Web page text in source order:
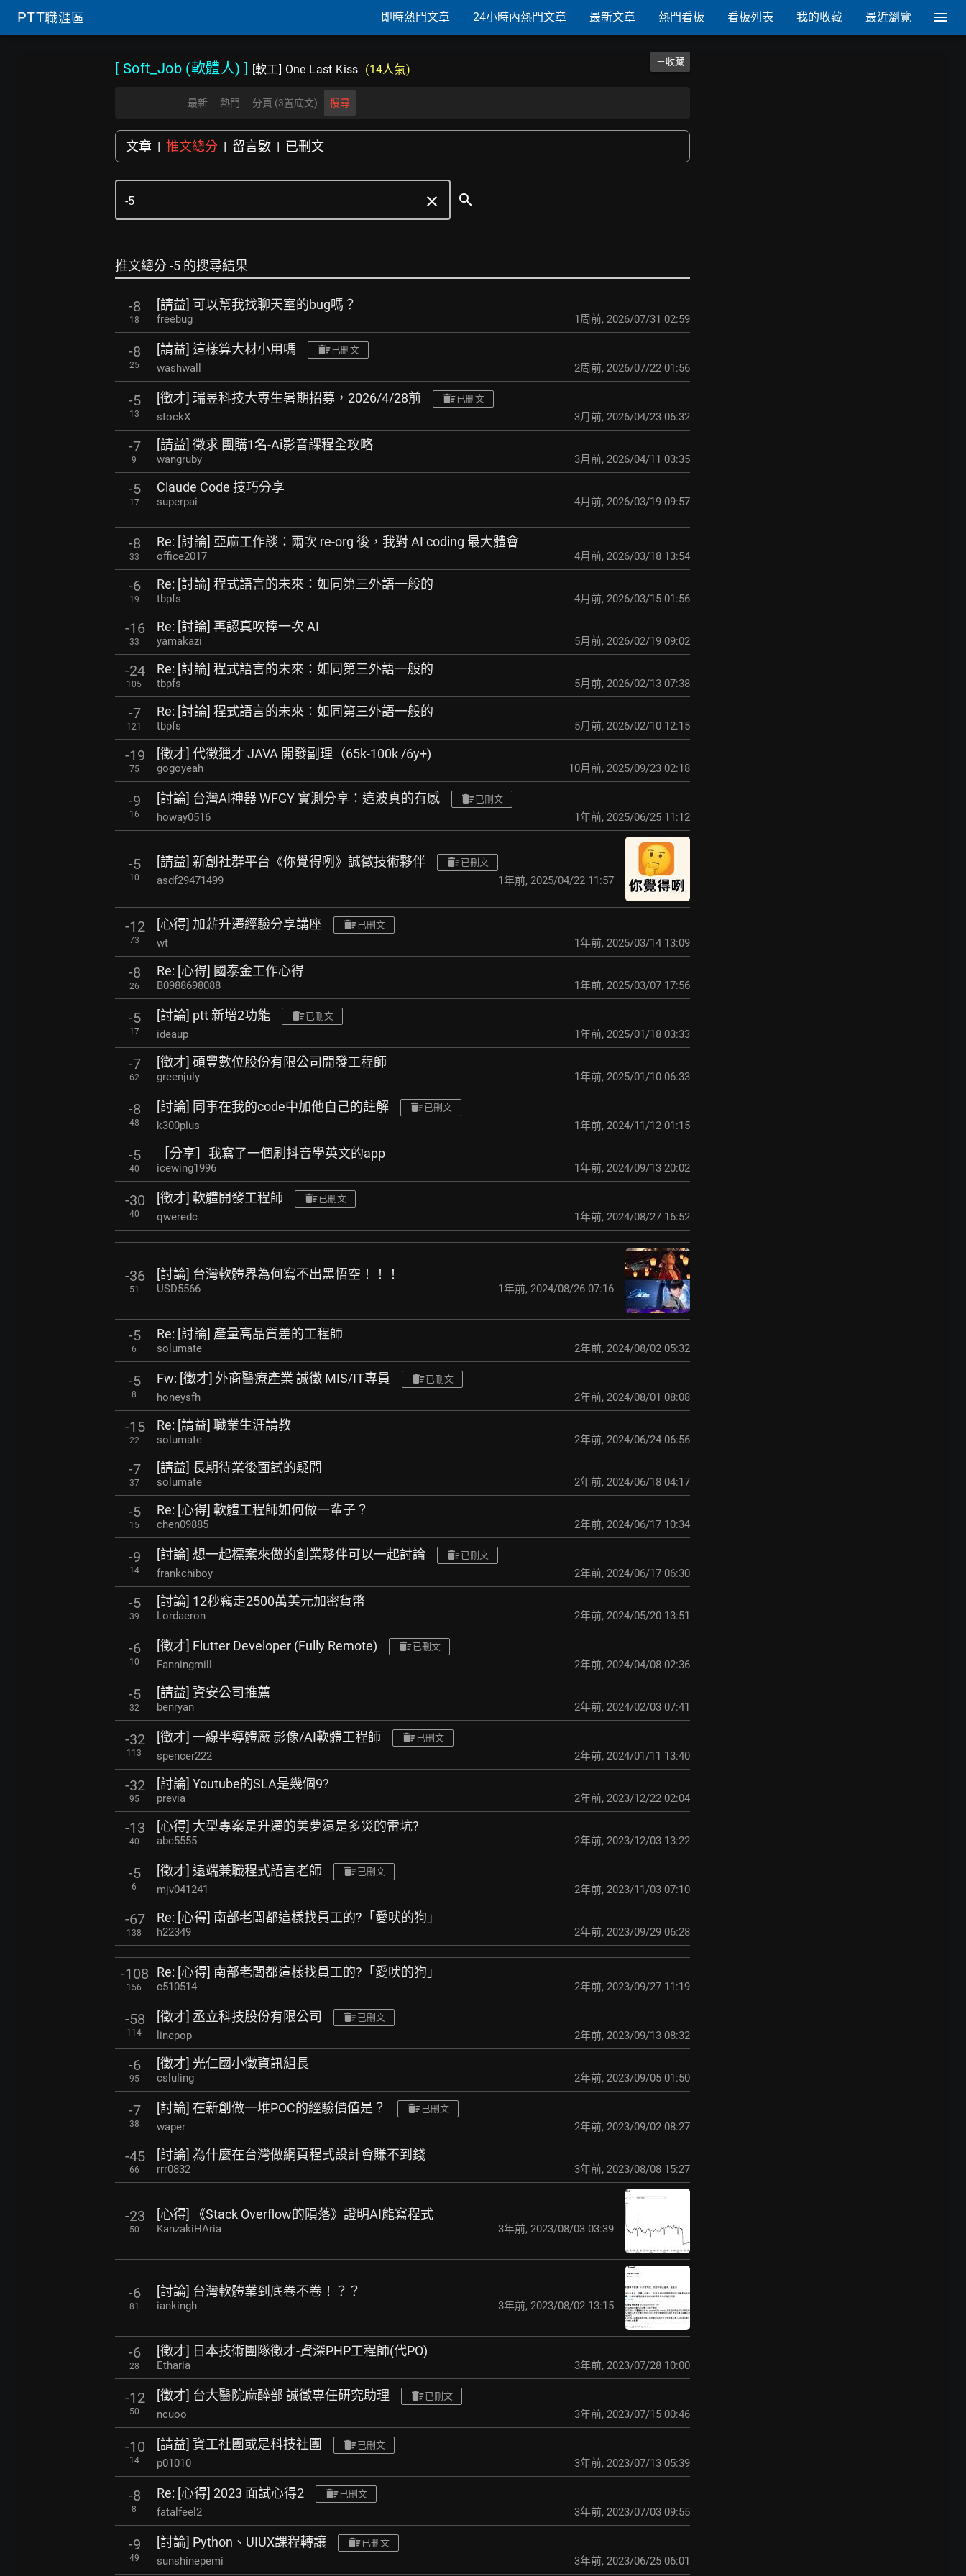
PTT職涯區 即時熱門文章 24小時內熱門文章 最新文章 熱門看板 看板列表 我的收藏 最近瀏覽
[ Soft_Job (軟體人) ] [軟工] One Last Kiss (14人氣)
＋收藏
最新 熱門 分頁 (3置底文) 搜尋
文章 | 推文總分 | 留言數 | 已刪文
clear search
推文總分 -5 的搜尋結果
-8
18
[請益] 可以幫我找聊天室的bug嗎？
freebug 1周前, 2026/07/31 02:59
-8
25
[請益] 這樣算大材小用嗎 已刪文
washwall 2周前, 2026/07/22 01:56
-5
13
[徵才] 瑞昱科技大專生暑期招募，2026/4/28前 已刪文
stockX 3月前, 2026/04/23 06:32
-7
9
[請益] 徵求 團購1名-Ai影音課程全攻略
wangruby 3月前, 2026/04/11 03:35
-5
17
Claude Code 技巧分享
superpai 4月前, 2026/03/19 09:57
-8
33
Re: [討論] 亞麻工作談：兩次 re-org 後，我對 AI coding 最大體會
office2017 4月前, 2026/03/18 13:54
-6
19
Re: [討論] 程式語言的未來：如同第三外語一般的
tbpfs 4月前, 2026/03/15 01:56
-16
33
Re: [討論] 再認真吹捧一次 AI
yamakazi 5月前, 2026/02/19 09:02
-24
105
Re: [討論] 程式語言的未來：如同第三外語一般的
tbpfs 5月前, 2026/02/13 07:38
-7
121
Re: [討論] 程式語言的未來：如同第三外語一般的
tbpfs 5月前, 2026/02/10 12:15
-19
75
[徵才] 代徵獵才 JAVA 開發副理（65k-100k /6y+)
gogoyeah 10月前, 2025/09/23 02:18
-9
16
[討論] 台灣AI神器 WFGY 實測分享：這波真的有感 已刪文
howay0516 1年前, 2025/06/25 11:12
-5
10
[請益] 新創社群平台《你覺得咧》誠徵技術夥伴 已刪文
asdf29471499 1年前, 2025/04/22 11:57
-12
73
[心得] 加薪升遷經驗分享講座 已刪文
wt 1年前, 2025/03/14 13:09
-8
26
Re: [心得] 國泰金工作心得
B0988698088 1年前, 2025/03/07 17:56
-5
17
[討論] ptt 新增2功能 已刪文
ideaup 1年前, 2025/01/18 03:33
-7
62
[徵才] 碩豐數位股份有限公司開發工程師
greenjuly 1年前, 2025/01/10 06:33
-8
48
[討論] 同事在我的code中加他自己的註解 已刪文
k300plus 1年前, 2024/11/12 01:15
-5
40
［分享］我寫了一個刷抖音學英文的app
icewing1996 1年前, 2024/09/13 20:02
-30
40
[徵才] 軟體開發工程師 已刪文
qweredc 1年前, 2024/08/27 16:52
-36
51
[討論] 台灣軟體界為何寫不出黑悟空！！！
USD5566 1年前, 2024/08/26 07:16
-5
6
Re: [討論] 產量高品質差的工程師
solumate 2年前, 2024/08/02 05:32
-5
8
Fw: [徵才] 外商醫療產業 誠徵 MIS/IT專員 已刪文
honeysfh 2年前, 2024/08/01 08:08
-15
22
Re: [請益] 職業生涯請教
solumate 2年前, 2024/06/24 06:56
-7
37
[請益] 長期待業後面試的疑問
solumate 2年前, 2024/06/18 04:17
-5
15
Re: [心得] 軟體工程師如何做一輩子？
chen09885 2年前, 2024/06/17 10:34
-9
14
[討論] 想一起標案來做的創業夥伴可以一起討論 已刪文
frankchiboy 2年前, 2024/06/17 06:30
-5
39
[討論] 12秒竊走2500萬美元加密貨幣
Lordaeron 2年前, 2024/05/20 13:51
-6
10
[徵才] Flutter Developer (Fully Remote) 已刪文
Fanningmill 2年前, 2024/04/08 02:36
-5
32
[請益] 資安公司推薦
benryan 2年前, 2024/02/03 07:41
-32
113
[徵才] 一線半導體廠 影像/AI軟體工程師 已刪文
spencer222 2年前, 2024/01/11 13:40
-32
95
[討論] Youtube的SLA是幾個9?
previa 2年前, 2023/12/22 02:04
-13
40
[心得] 大型專案是升遷的美夢還是多災的雷坑?
abc5555 2年前, 2023/12/03 13:22
-5
6
[徵才] 遠端兼職程式語言老師 已刪文
mjv041241 2年前, 2023/11/03 07:10
-67
138
Re: [心得] 南部老闆都這樣找員工的?「愛吠的狗」
h22349 2年前, 2023/09/29 06:28
-108
156
Re: [心得] 南部老闆都這樣找員工的?「愛吠的狗」
c510514 2年前, 2023/09/27 11:19
-58
114
[徵才] 丞立科技股份有限公司 已刪文
linepop 2年前, 2023/09/13 08:32
-6
95
[徵才] 光仁國小徵資訊組長
csluling 2年前, 2023/09/05 01:50
-7
38
[討論] 在新創做一堆POC的經驗價值是？ 已刪文
waper 2年前, 2023/09/02 08:27
-45
66
[討論] 為什麼在台灣做網頁程式設計會賺不到錢
rrr0832 3年前, 2023/08/08 15:27
-23
50
[心得] 《Stack Overflow的隕落》證明AI能寫程式
KanzakiHAria 3年前, 2023/08/03 03:39
-6
81
[討論] 台灣軟體業到底卷不卷！？？
iankingh 3年前, 2023/08/02 13:15
-6
28
[徵才] 日本技術團隊徵才-資深PHP工程師(代PO)
Etharia 3年前, 2023/07/28 10:00
-12
50
[徵才] 台大醫院麻醉部 誠徵專任研究助理 已刪文
ncuoo 3年前, 2023/07/15 00:46
-10
14
[請益] 資工社團或是科技社團 已刪文
p01010 3年前, 2023/07/13 05:39
-8
8
Re: [心得] 2023 面試心得2 已刪文
fatalfeel2 3年前, 2023/07/03 09:55
-9
49
[討論] Python、UIUX課程轉讓 已刪文
sunshinepemi 3年前, 2023/06/25 06:01